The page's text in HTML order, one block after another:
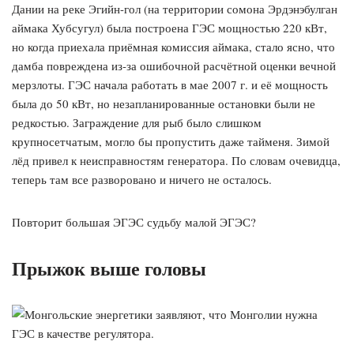
Дании на реке Эгийн-гол (на территории сомона Эрдэнэбулган
аймака Хубсугул) была построена ГЭС мощностью 220 кВт,
но когда приехала приёмная комиссия аймака, стало ясно, что
дамба повреждена из-за ошибочной расчётной оценки вечной
мерзлоты. ГЭС начала работать в мае 2007 г. и её мощность
была до 50 кВт, но незапланированные остановки были не
редкостью. Заграждение для рыб было слишком
крупносетчатым, могло бы пропустить даже тайменя. Зимой
лёд привел к неисправностям генератора. По словам очевидца,
теперь там все разворовано и ничего не осталось.
Повторит большая ЭГЭС судьбу малой ЭГЭС?
Прыжок выше головы